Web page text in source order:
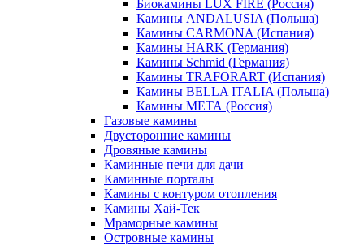
Биокамины LUX FIRE (Россия)
Камины ANDALUSIA (Польша)
Камины CARMONA (Испания)
Камины HARK (Германия)
Камины Schmid (Германия)
Камины TRAFORART (Испания)
Камины BELLA ITALIA (Польша)
Камины МЕТА (Россия)
Газовые камины
Двусторонние камины
Дровяные камины
Каминные печи для дачи
Каминные порталы
Камины с контуром отопления
Камины Хай-Тек
Мраморные камины
Островные камины